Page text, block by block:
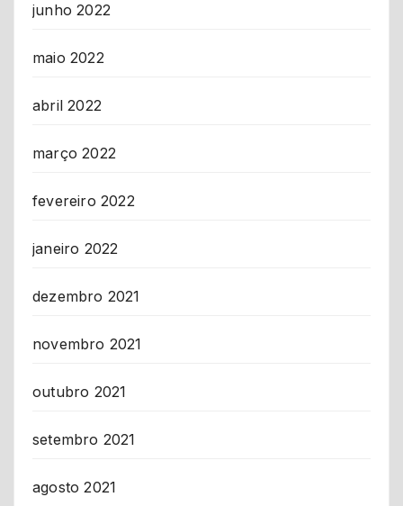
junho 2022
maio 2022
abril 2022
março 2022
fevereiro 2022
janeiro 2022
dezembro 2021
novembro 2021
outubro 2021
setembro 2021
agosto 2021